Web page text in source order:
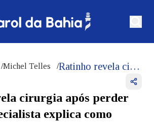
/Michel Telles / Ratinho revela cirurgia após perder 16 kg e especialista explica como funciona o lifting de pescoço!
cirurgia após perder
explica como